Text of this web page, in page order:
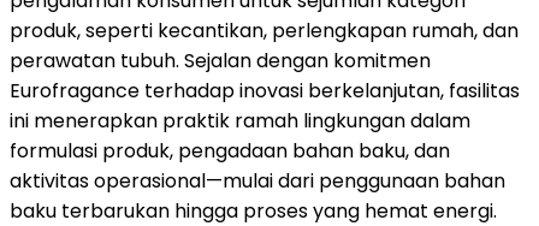
produk, seperti kecantikan, perlengkapan rumah, dan
perawatan tubuh. Sejalan dengan komitmen
Eurofragance terhadap inovasi berkelanjutan, fasilitas
ini menerapkan praktik ramah lingkungan dalam
formulasi produk, pengadaan bahan baku, dan
aktivitas operasional—mulai dari penggunaan bahan
baku terbarukan hingga proses yang hemat energi.